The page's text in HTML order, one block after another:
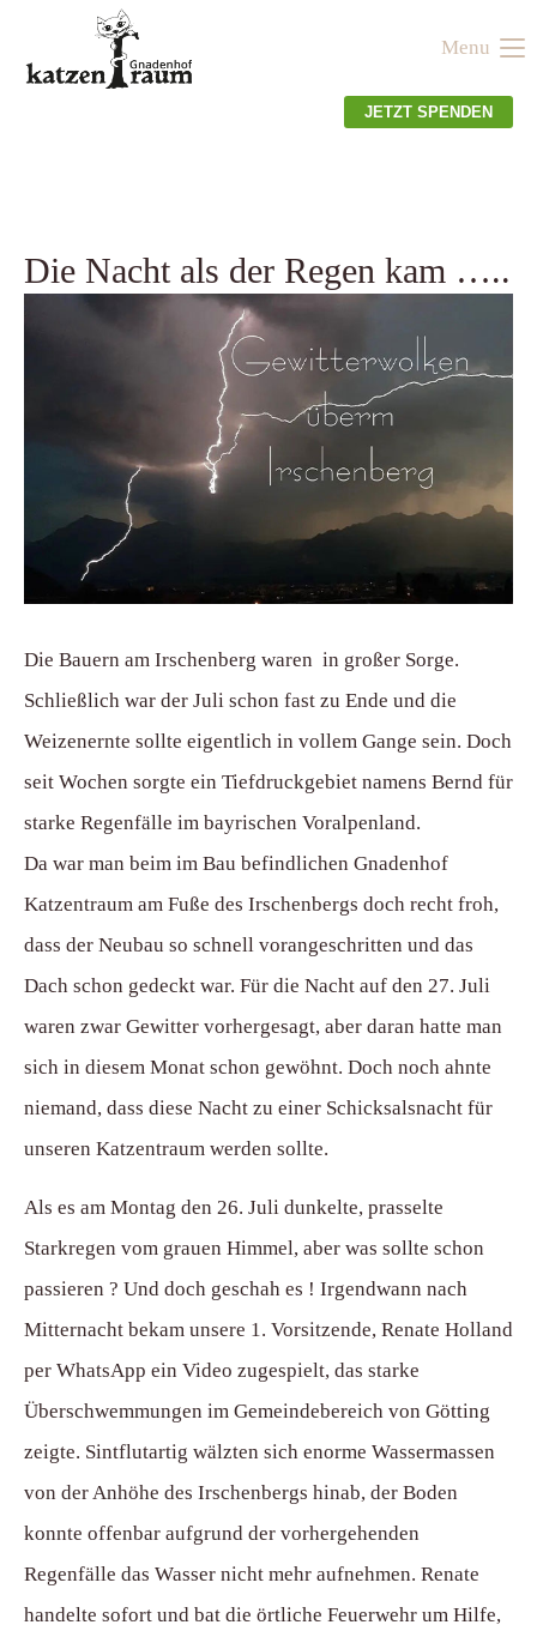
Der Eintrag "offcanvas-col1" existiert leider nicht.
Der Eintrag "offcanvas-col4" existiert leider nicht.
Menu
JETZT SPENDEN
Die Nacht als der Regen kam …..
Die Bauern am Irschenberg waren in großer Sorge.
Schließlich war der Juli schon fast zu Ende und die
Weizenernte sollte eigentlich in vollem Gange sein. Doch
seit Wochen sorgte ein Tiefdruckgebiet namens Bernd für
starke Regenfälle im bayrischen Voralpenland.
Da war man beim im Bau befindlichen Gnadenhof
Katzentraum am Fuße des Irschenbergs doch recht froh,
dass der Neubau so schnell vorangeschritten und das
Dach schon gedeckt war. Für die Nacht auf den 27. Juli
waren zwar Gewitter vorhergesagt, aber daran hatte man
sich in diesem Monat schon gewöhnt. Doch noch ahnte
niemand, dass diese Nacht zu einer Schicksalsnacht für
unseren Katzentraum werden sollte.
Als es am Montag den 26. Juli dunkelte, prasselte
Starkregen vom grauen Himmel, aber was sollte schon
passieren ? Und doch geschah es ! Irgendwann nach
Mitternacht bekam unsere 1. Vorsitzende, Renate Holland
per WhatsApp ein Video zugespielt, das starke
Überschwemmungen im Gemeindebereich von Götting
zeigte. Sintflutartig wälzten sich enorme Wassermassen
von der Anhöhe des Irschenbergs hinab, der Boden
konnte offenbar aufgrund der vorhergehenden
Regenfälle das Wasser nicht mehr aufnehmen. Renate
handelte sofort und bat die örtliche Feuerwehr um Hilfe,